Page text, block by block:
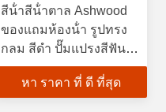
สีน้ําสีน้ําตาล Ashwood
ของแถมห้องน้ํา รูปทรง
กลม สีดํา ปั๊มแปรงสีฟัน
ถ้วยห้องน้ํา ชุดปุ๋ย
หา ราคา ที่ ดี ที่สุด